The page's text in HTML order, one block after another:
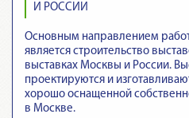
И РОССИИ
Основным направлением
является строительство
выставках Москвы и России.
проектируются и
хорошо оснащенной
в Москве.